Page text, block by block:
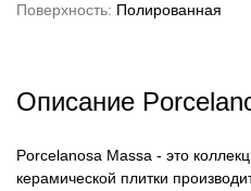
Поверхность: Полированная
Описание
Porcelanosa Massa - это
керамической плитки